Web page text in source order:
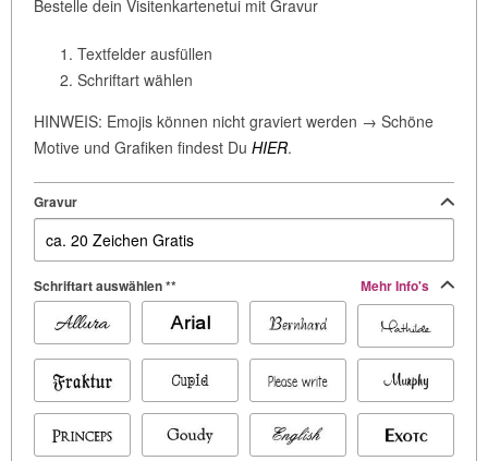
Bestelle dein Visitenkartenetui mit Gravur
Textfelder ausfüllen
Schriftart wählen
HINWEIS: Emojis können nicht graviert werden → Schöne
Motive und Grafiken findest Du HIER.
Gravur
Schriftart auswählen ** Mehr Info's